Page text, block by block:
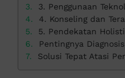
3. Penggunaan
4. Konseling dan
5. Pendekatan
Pentingnya
Solusi Tepat Atasi